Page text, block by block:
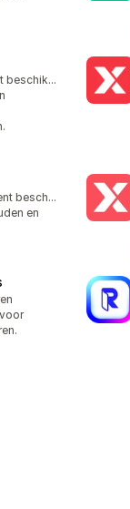
Gratis abonnement beschikbaar
Gratis abonnement beschikbaar
en